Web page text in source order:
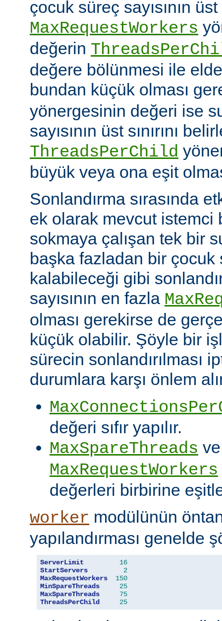
çocuk süreç sayısının üst
MaxRequestWorkers
değerin
değere bölünmesi ile
bundan küçük olması
yönergesinin değeri ise
sayısının üst sınırını
ThreadsPerChild
büyük veya ona eşit
Sonlandırma sırasında
ek olarak mevcut istemci
sokmaya çalışan tek bir
başka fazladan bir çocuk
kalabileceği gibi
sayısının en fazla
olması gerekirse de
küçük olabilir. Şöyle bir
sürecin sonlandırılması
durumlara karşı önlem
değeri sıfır yapılır.
MaxSpareThreads ve
MaxRequestWorkers
değerleri birbirine
worker modülünün
yapılandırması genelde
ServerLimit
16
StartServers
2
MaxRequestWorkers
150
MinSpareThreads
25
MaxSpareThreads
75
ThreadsPerChild
25